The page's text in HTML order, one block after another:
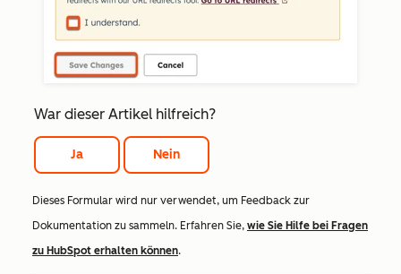
War dieser Artikel hilfreich?
Ja Nein
Dieses Formular wird nur verwendet, um Feedback zur
Dokumentation zu sammeln. Erfahren Sie, wie Sie Hilfe bei Fragen
zu HubSpot erhalten können.